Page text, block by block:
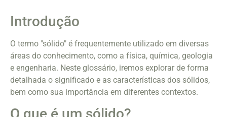
Introdução
O termo "sólido" é frequentemente utilizado em diversas
áreas do conhecimento, como a física, química, geologia
e engenharia. Neste glossário, iremos explorar de forma
detalhada o significado e as características dos sólidos,
bem como sua importância em diferentes contextos.